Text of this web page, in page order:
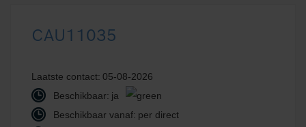
CAU11035
Laatste contact: 05-08-2026
Beschikbaar: ja
Beschikbaar vanaf: per direct